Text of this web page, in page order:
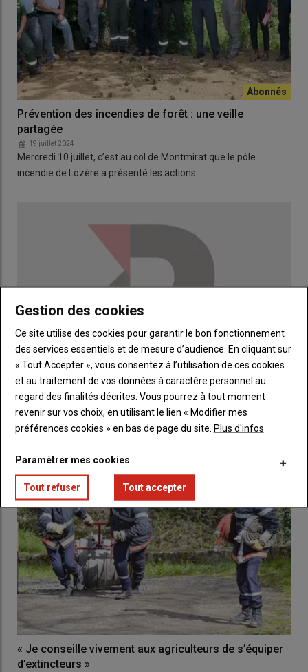
Prévention des incendies de forêt : une veille
partagée
19 juillet 2024
Mercredi 10 juillet, c’est au col de Montmirat que le pôle
incendie de Lozère a présenté les actions…
Un appel à la vigilance est lancé
« Je conseille vivement aux agriculteurs de s’équiper
d’extincteurs »
Gestion des cookies
Ce site utilise des cookies pour garantir le bon fonctionnement
des services essentiels et de mesure d’audience. En cliquant sur
« Tout Accepter », vous consentez à l’utilisation de ces cookies
et au traitement de vos données à caractère personnel au
regard des finalités décrites. Vous pourrez à tout moment
revenir sur vos choix, en utilisant le lien « Modifier mes
préférences cookies » en bas de page du site. Plus d'infos
Paramétrer mes cookies
Tout refuser Tout accepter